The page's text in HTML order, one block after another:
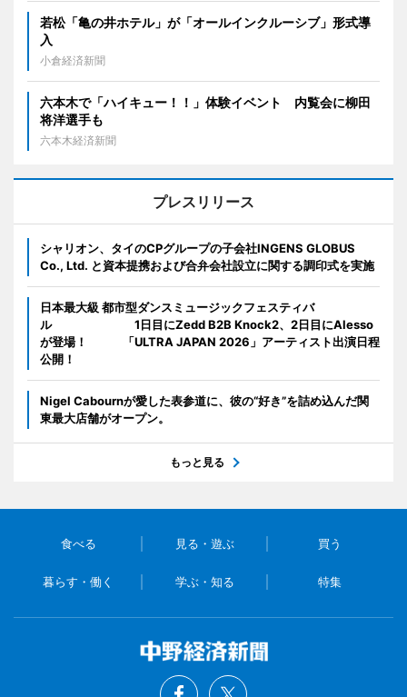
若松「亀の井ホテル」が「オールインクルーシブ」形式導
入
小倉経済新聞
六本木で「ハイキュー！！」体験イベント 内覧会に柳田
将洋選手も
六本木経済新聞
プレスリリース
シャリオン、タイのCPグループの子会社INGENS GLOBUS
Co., Ltd. と資本提携および合弁会社設立に関する調印式を実施
日本最大級 都市型ダンスミュージックフェスティバ
ル 1日目にZedd B2B Knock2、2日目にAlesso
が登場！ 「ULTRA JAPAN 2026」アーティスト出演日程
公開！
Nigel Cabournが愛した表参道に、彼の“好き”を詰め込んだ関
東最大店舗がオープン。
もっと見る
食べる 見る・遊ぶ 買う
暮らす・働く 学ぶ・知る 特集